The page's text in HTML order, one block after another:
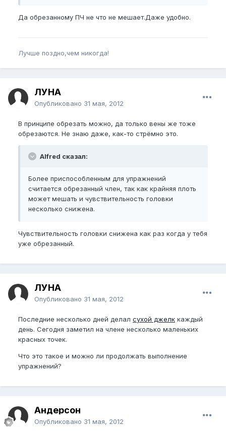
Да обрезанному ПЧ не что не мешает.Даже удобно.
Лучше поздно,чем никогда!
ЛУНА
Опубликовано 31 мая, 2012
В принципе обрезать можно, да только вены же тоже
обрезаются. Не знаю даже, как-то стрёмно это.
Alfred сказал:
Более приспособленным для упражнений
считается обрезанный член, так как крайняя плоть
может мешать и чувствительность головки
несколько снижена.
Чувствительность головки снижена как раз когда у тебя
уже обрезанный.
ЛУНА
Опубликовано 31 мая, 2012
Последние несколько дней делал сухой джелк каждый
день. Сегодня заметил на члене несколько маленьких
красных точек.
Что это такое и можно ли продолжать выполнение
упражнений?
Андерсон
Опубликовано 31 мая, 2012